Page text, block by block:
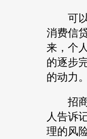
可以
消费信
来，个
的逐步
的动力
招商
人告诉
理的风